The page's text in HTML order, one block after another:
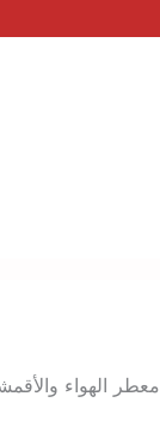
معطر الهواء